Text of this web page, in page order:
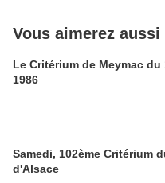
Vous aimerez aussi
Le Critérium de Meymac du
1986
Samedi, 102ème Critérium
d'Alsace